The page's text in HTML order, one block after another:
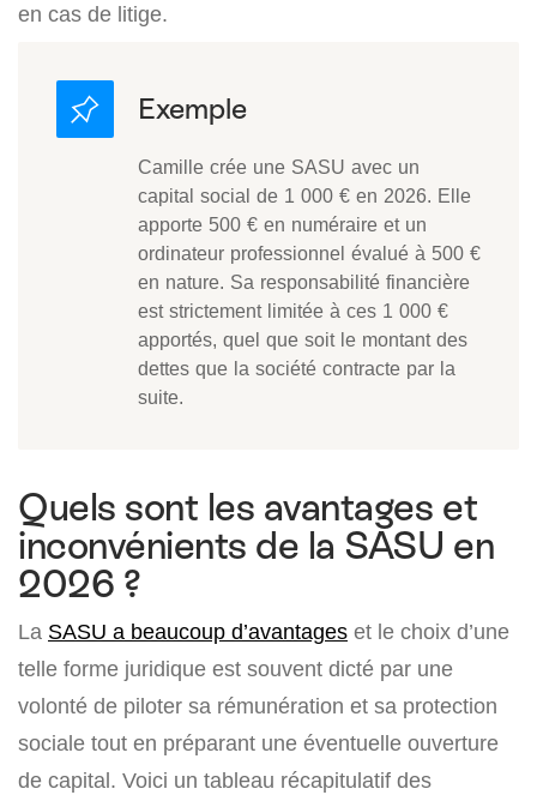
en cas de litige.
Camille crée une SASU avec un
capital social de 1 000 € en 2026. Elle
apporte 500 € en numéraire et un
ordinateur professionnel évalué à 500 €
en nature. Sa responsabilité financière
est strictement limitée à ces 1 000 €
apportés, quel que soit le montant des
dettes que la société contracte par la
suite.
Quels sont les avantages et
inconvénients de la SASU en
2026 ?
La SASU a beaucoup d’avantages et le choix d’une
telle forme juridique est souvent dicté par une
volonté de piloter sa rémunération et sa protection
sociale tout en préparant une éventuelle ouverture
de capital. Voici un tableau récapitulatif des